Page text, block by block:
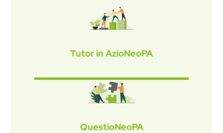
Tutor in AzioNeoPA
QuestioNeoPA